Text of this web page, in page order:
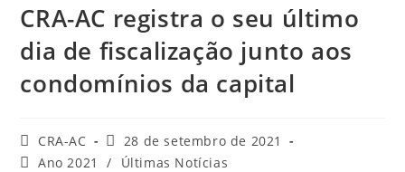
CRA-AC registra o seu último
dia de fiscalização junto aos
condomínios da capital
Autor
do
CRA-AC
Post
publicado:
28 de setembro de 2021
Categoria
Ano 2021 / Últimas Notícias